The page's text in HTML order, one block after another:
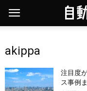
akippa
注目度
ス事例